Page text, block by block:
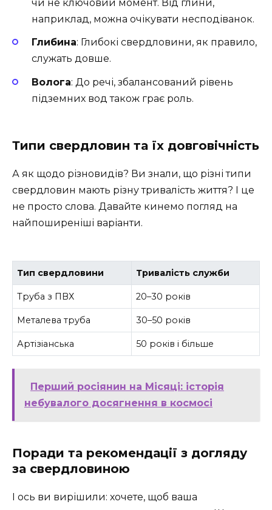
чи не ключовий момент. Від глини,
наприклад, можна очікувати несподіванок.
Глибина: Глибокі свердловини, як правило,
служать довше.
Волога: До речі, збалансований рівень
підземних вод також грає роль.
Типи свердловин та їх довговічність
А як щодо різновидів? Ви знали, що різні типи
свердловин мають різну тривалість життя? І це
не просто слова. Давайте кинемо погляд на
найпоширеніші варіанти.
Тип свердловини Тривалість служби
Труба з ПВХ 20–30 років
Металева труба 30–50 років
Артізіанська 50 років і більше
Перший росіянин на Місяці: історія
небувалого досягнення в космосі
Поради та рекомендації з догляду
за свердловиною
І ось ви вирішили: хочете, щоб ваша